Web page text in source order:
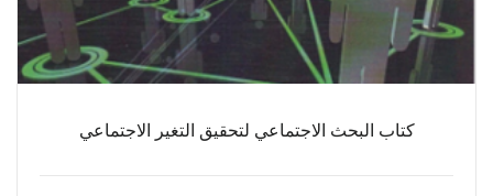
كتاب البحث الاجتماعي لتحقيق التغير الاجتماعي